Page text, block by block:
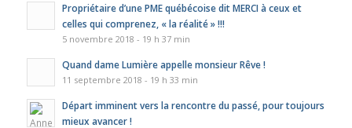
Propriétaire d’une PME québécoise dit MERCI à ceux et
celles qui comprenez, « la réalité » !!!
5 novembre 2018 - 19 h 37 min
Quand dame Lumière appelle monsieur Rêve !
11 septembre 2018 - 19 h 33 min
Départ imminent vers la rencontre du passé, pour toujours
mieux avancer !